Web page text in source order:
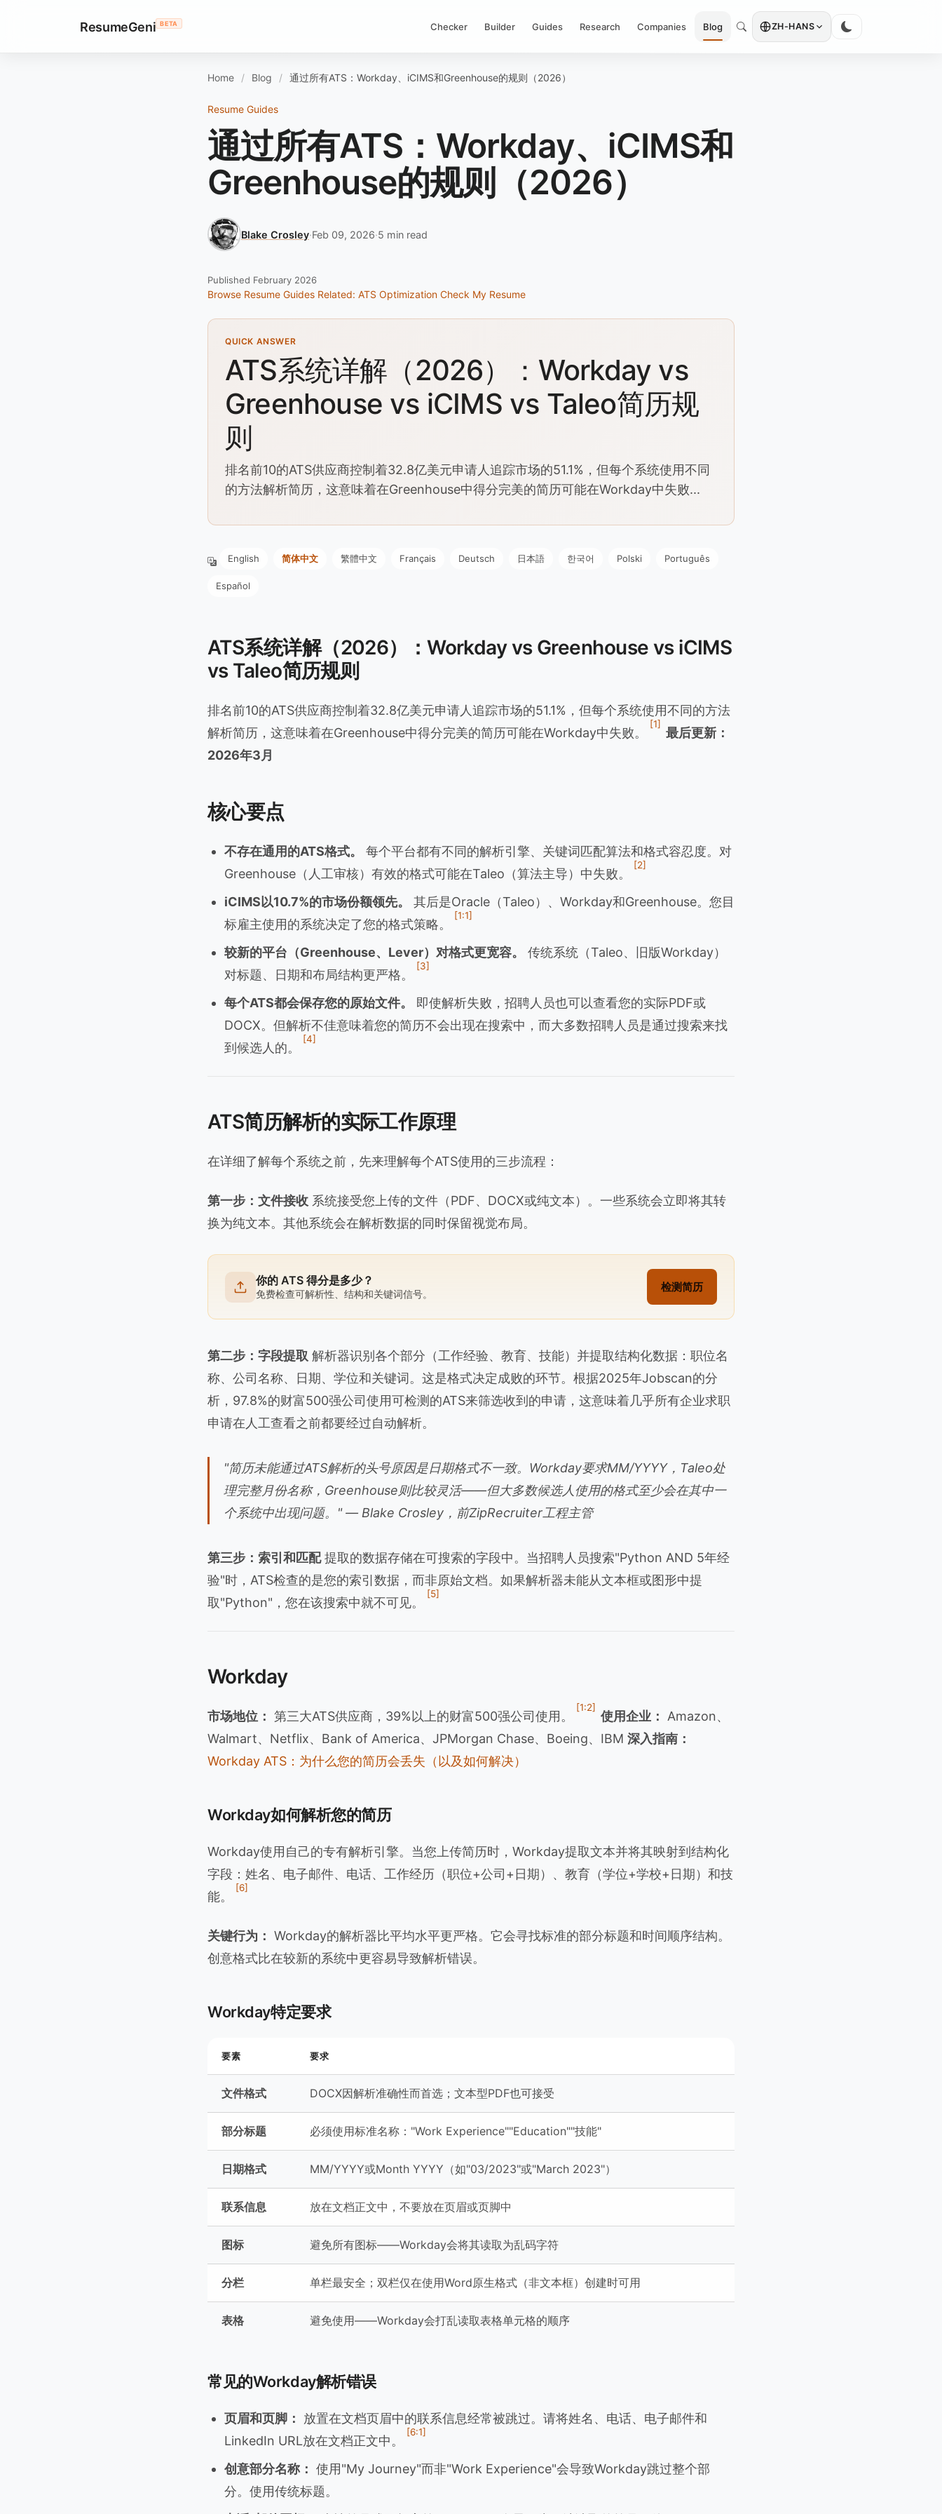
ResumeGeni BETA Checker Builder Guides Research Companies Blog ZH-HANS
Home Blog 通过所有ATS：Workday、iCIMS和Greenhouse的规则（2026）
Resume Guides
通过所有ATS：Workday、iCIMS和
Greenhouse的规则（2026）
Blake Crosley·Feb 09, 2026·5 min read
Published February 2026
Browse Resume Guides Related: ATS Optimization Check My Resume
QUICK ANSWER
ATS系统详解（2026）：Workday vs
Greenhouse vs iCIMS vs Taleo简历规
则
排名前10的ATS供应商控制着32.8亿美元申请人追踪市场的51.1%，但每个系统使用不同
的方法解析简历，这意味着在Greenhouse中得分完美的简历可能在Workday中失败...
English 简体中文 繁體中文 Français Deutsch 日本語 한국어 Polski Português
Español
ATS系统详解（2026）：Workday vs Greenhouse vs iCIMS
vs Taleo简历规则
排名前10的ATS供应商控制着32.8亿美元申请人追踪市场的51.1%，但每个系统使用不同的方法
解析简历，这意味着在Greenhouse中得分完美的简历可能在Workday中失败。
[1]
最后更新：
2026年3月
核心要点
不存在通用的ATS格式。
每个平台都有不同的解析引擎、关键词匹配算法和格式容忍度。对
Greenhouse（人工审核）有效的格式可能在Taleo（算法主导）中失败。
[2]
iCIMS以10.7%的市场份额领先。
其后是Oracle（Taleo）、Workday和Greenhouse。您目
标雇主使用的系统决定了您的格式策略。
[1:1]
较新的平台（Greenhouse、Lever）对格式更宽容。
传统系统（Taleo、旧版Workday）
对标题、日期和布局结构更严格。
[3]
每个ATS都会保存您的原始文件。
即使解析失败，招聘人员也可以查看您的实际PDF或
DOCX。但解析不佳意味着您的简历不会出现在搜索中，而大多数招聘人员是通过搜索来找
到候选人的。
[4]
ATS简历解析的实际工作原理
在详细了解每个系统之前，先来理解每个ATS使用的三步流程：
第一步：文件接收 系统接受您上传的文件（PDF、DOCX或纯文本）。一些系统会立即将其转
换为纯文本。其他系统会在解析数据的同时保留视觉布局。
你的 ATS 得分是多少？
免费检查可解析性、结构和关键词信号。
检测简历
第二步：字段提取 解析器识别各个部分（工作经验、教育、技能）并提取结构化数据：职位名
称、公司名称、日期、学位和关键词。这是格式决定成败的环节。根据2025年Jobscan的分
析，97.8%的财富500强公司使用可检测的ATS来筛选收到的申请，这意味着几乎所有企业求职
申请在人工查看之前都要经过自动解析。
"简历未能通过ATS解析的头号原因是日期格式不一致。Workday要求MM/YYYY，Taleo处
理完整月份名称，Greenhouse则比较灵活——但大多数候选人使用的格式至少会在其中一
个系统中出现问题。" — Blake Crosley，前ZipRecruiter工程主管
第三步：索引和匹配提取的数据存储在可搜索的字段中。当招聘人员搜索"Python AND 5年经
验"时，ATS检查的是您的索引数据，而非原始文档。如果解析器未能从文本框或图形中提
取"Python"，您在该搜索中就不可见。
[5]
Workday
市场地位： 第三大ATS供应商，39%以上的财富500强公司使用。
[1:2]
使用企业：
Amazon、
Walmart、Netflix、Bank of America、JPMorgan Chase、Boeing、IBM 深入指南：
Workday ATS：为什么您的简历会丢失（以及如何解决）
Workday如何解析您的简历
Workday使用自己的专有解析引擎。当您上传简历时，Workday提取文本并将其映射到结构化
字段：姓名、电子邮件、电话、工作经历（职位+公司+日期）、教育（学位+学校+日期）和技
能。
[6]
关键行为： Workday的解析器比平均水平更严格。它会寻找标准的部分标题和时间顺序结构。
创意格式比在较新的系统中更容易导致解析错误。
Workday特定要求
要素 要求
文件格式 DOCX因解析准确性而首选；文本型PDF也可接受
部分标题 必须使用标准名称："Work Experience""Education""技能"
日期格式 MM/YYYY或Month YYYY（如"03/2023"或"March 2023"）
联系信息 放在文档正文中，不要放在页眉或页脚中
图标 避免所有图标——Workday会将其读取为乱码字符
分栏 单栏最安全；双栏仅在使用Word原生格式（非文本框）创建时可用
表格 避免使用——Workday会打乱读取表格单元格的顺序
常见的Workday解析错误
页眉和页脚：
放置在文档页眉中的联系信息经常被跳过。请将姓名、电话、电子邮件和
LinkedIn URL放在文档正文中。
[6:1]
创意部分名称： 使用"My Journey"而非"Work Experience"会导致Workday跳过整个部
分。使用传统标题。